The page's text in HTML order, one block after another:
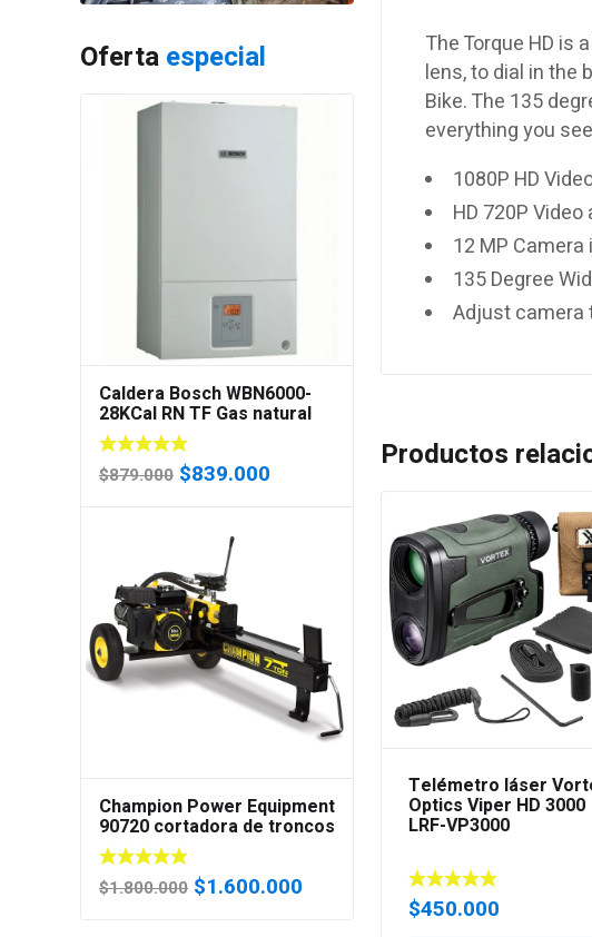
Oferta especial
Caldera Bosch WBN6000-
28KCal RN TF Gas natural
(Cámara Estanca)
$879.000 El
$879.000.
$839.000
Champion Power Equipment
90720 cortadora de troncos
portátil y compacto de 7 ton
$1.800.000 El
$1.600.000
The Torque HD is
lens, to dial in the
Bike. The 135
everything you
1080P HD
HD 720P
12 MP
135 Degree
Adjust camera
Productos
Telémetro láser
Optics Viper HD 3000
LRF-VP3000
$450.000